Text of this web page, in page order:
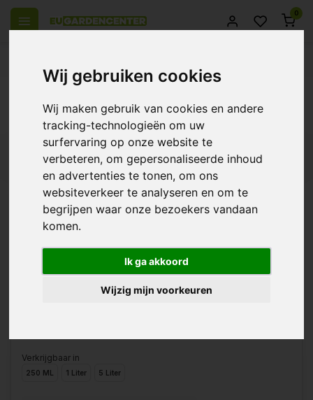
Wij gebruiken cookies
Wij maken gebruik van cookies en andere
tracking-technologieën om uw
surfervaring op onze website te
verbeteren, om gepersonaliseerde inhoud
en advertenties te tonen, om ons
websiteverkeer te analyseren en om te
begrijpen waar onze bezoekers vandaan
komen.
Ik ga akkoord
Wijzig mijn voorkeuren
0
Producten getagd met bio nova micromix
€10,63
Verkrijgbaar in
250 ML 1 Liter 5 Liter